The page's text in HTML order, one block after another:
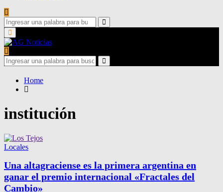
Search
for:
Search
Primary
Menu
Search
for:
Search
Home
institución
Locales
Una altagraciense es la primera argentina en
ganar el premio internacional «Fractales del
Cambio»